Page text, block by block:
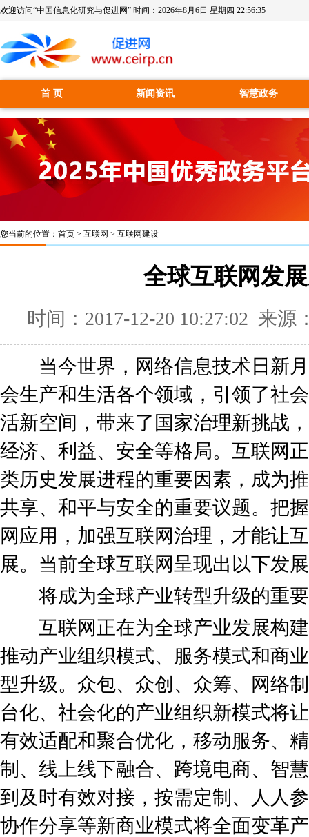
欢迎访问“中国信息化研究与促进网” 时间： 2026年8月6日 星期四 22:56:36
首 页 新闻资讯 智慧政务
您当前的位置： 首页 > 互联网 > 互联网建设
全球互联网发
时间：2017-12-20 10:27:02 来源
当今世界，网络信息技术日新月
会生产和生活各个领域，引领了社
活新空间，带来了国家治理新挑战
经济、利益、安全等格局。互联网
类历史发展进程的重要因素，成为
共享、和平与安全的重要议题。把
网应用，加强互联网治理，才能让
展。当前全球互联网呈现出以下发
将成为全球产业转型升级的重
互联网正在为全球产业发展构建
推动产业组织模式、服务模式和商
型升级。众包、众创、众筹、网络
台化、社会化的产业组织新模式将
有效适配和聚合优化，移动服务、
制、线上线下融合、跨境电商、智
到及时有效对接，按需定制、人人
协作分享等新商业模式将全面变革